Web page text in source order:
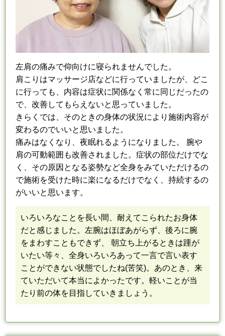
左肩の痛みで仰向けに寝られませんでした。
肩こりはマッサージ店などに行ってい ましたが、どこ
に行っても、内容は症状に関係なく 常に同じだったの
で、改善してもらえないと思っていました。
きらくでは、そのときの身体の状況により施術内容が
変わるのでいいと思いました。
痛みはなくなり、夜眠れるようになりました。 腕や
肩の可動範囲も改善されました。 症状の部位だけでな
く、その原因となる姿勢など全身をみていただけるの
で施術を受けた時に楽になるだけでなく、持続するの
がいいと思います。
いろいろなことを長い間、耐えてこられたお身体
だと感じました。 左腕はほぼあがらず、後ろに腕
をまわすこともできず、 朝立ち上がるときは踵が
いたい等々、 全身いろいろあって一言で言い表す
ことができない状態でしたね(苦笑)。 あのとき、来
ていただいて本当によかったです。 軽いことが当
たり前の体を目指していきましょう。